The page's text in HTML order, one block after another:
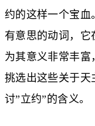
约的这样一个宝血
有意思的动词，它
为其意义非常丰富
挑选出这些关于天
讨”立约”的含义。